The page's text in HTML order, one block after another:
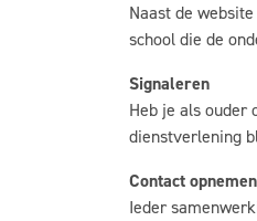
Naast de
school die de
Signaleren
Heb je als ouder
dienstverlening
Contact opnemen
Ieder